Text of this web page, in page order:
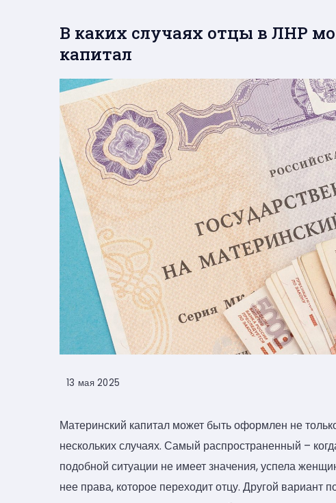
В каких случаях отцы в ЛНР
капитал
13 мая 2025
Материнский капитал может быть оформлен не
нескольких случаях. Самый распространенный –
подобной ситуации не имеет значения, успела
нее права, которое переходит отцу. Другой вариант